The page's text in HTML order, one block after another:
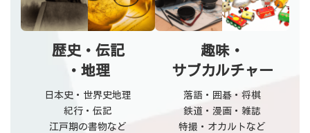
歴史・伝記
・地理
日本史・世界史地理
紀行・伝記
江戸期の書物など
趣味・
サブカルチャー
落語・囲碁・将棋
鉄道・漫画・雑誌
特撮・オカルトなど